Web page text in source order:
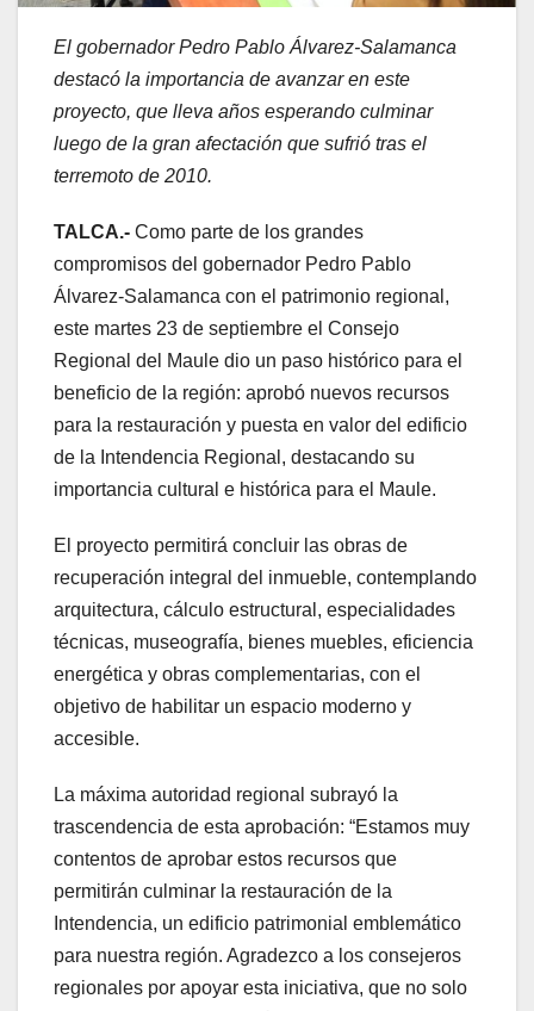
El gobernador Pedro Pablo Álvarez-Salamanca
destacó la importancia de avanzar en este
proyecto, que lleva años esperando culminar
luego de la gran afectación que sufrió tras el
terremoto de 2010.
TALCA.- Como parte de los grandes
compromisos del gobernador Pedro Pablo
Álvarez-Salamanca con el patrimonio regional,
este martes 23 de septiembre el Consejo
Regional del Maule dio un paso histórico para el
beneficio de la región: aprobó nuevos recursos
para la restauración y puesta en valor del edificio
de la Intendencia Regional, destacando su
importancia cultural e histórica para el Maule.
El proyecto permitirá concluir las obras de
recuperación integral del inmueble, contemplando
arquitectura, cálculo estructural, especialidades
técnicas, museografía, bienes muebles, eficiencia
energética y obras complementarias, con el
objetivo de habilitar un espacio moderno y
accesible.
La máxima autoridad regional subrayó la
trascendencia de esta aprobación: “Estamos muy
contentos de aprobar estos recursos que
permitirán culminar la restauración de la
Intendencia, un edificio patrimonial emblemático
para nuestra región. Agradezco a los consejeros
regionales por apoyar esta iniciativa, que no solo